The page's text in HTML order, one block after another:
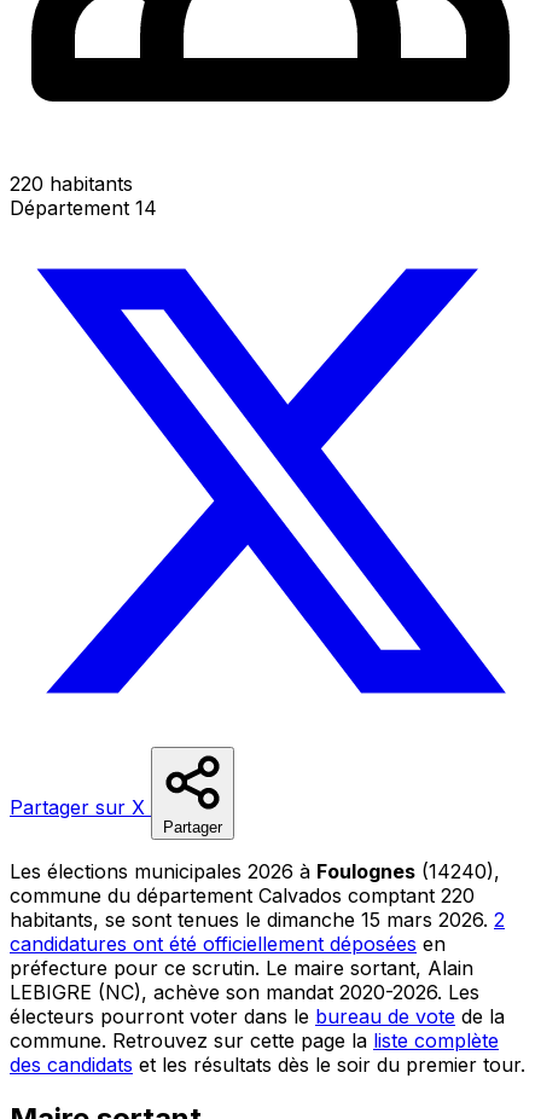
220 habitants
Département 14
Partager sur X
Partager
Les élections municipales 2026 à Foulognes (14240),
commune du département Calvados comptant 220
habitants, se sont tenues le dimanche 15 mars 2026. 2
candidatures ont été officiellement déposées en
préfecture pour ce scrutin. Le maire sortant, Alain
LEBIGRE (NC), achève son mandat 2020-2026. Les
électeurs pourront voter dans le bureau de vote de la
commune. Retrouvez sur cette page la liste complète
des candidats et les résultats dès le soir du premier tour.